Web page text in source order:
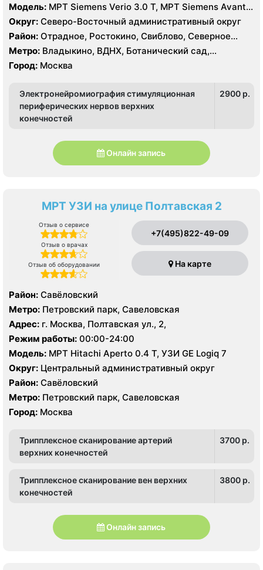
Модель: МРТ Siemens Verio 3.0 Т, МРТ Siemens Avanta
1.5 Т, КТ Siemens Somatom Definition 256 срезов, УЗИ
Esaote MyLab 70
Округ: Северо-Восточный административный округ
Район: Отрадное, Ростокино, Свиблово, Северное
Медведково, Южное Медведково, Ярославский
Метро: Владыкино, ВДНХ, Ботанический сад,
Белокаменная , Бабушкинская, Отрадное, Ростокино,
Свиблово
Город: Москва
Электронейромиография стимуляционная
периферических нервов верхних
конечностей
2900 p.
Онлайн запись
МРТ УЗИ на улице Полтавская 2
Отзыв о сервисе
Отзыв о врачах
Отзыв об оборудовании
+7(495)822-49-09
На карте
Район: Савёловский
Метро: Петровский парк, Савеловская
Адрес: г. Москва, Полтавская ул., 2,
Режим работы: 00:00-24:00
Модель: МРТ Hitachi Aperto 0.4 Т, УЗИ GE Logiq 7
Округ: Центральный административный округ
Район: Савёловский
Метро: Петровский парк, Савеловская
Город: Москва
Трипплексное сканирование артерий
верхних конечностей
3700 p.
Трипплексное сканирование вен верхних
конечностей
3800 p.
Онлайн запись